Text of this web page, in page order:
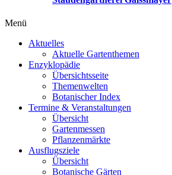
Menü
Aktuelles
Aktuelle Gartenthemen
Enzyklopädie
Übersichtsseite
Themenwelten
Botanischer Index
Termine & Veranstaltungen
Übersicht
Gartenmessen
Pflanzenmärkte
Ausflugsziele
Übersicht
Botanische Gärten